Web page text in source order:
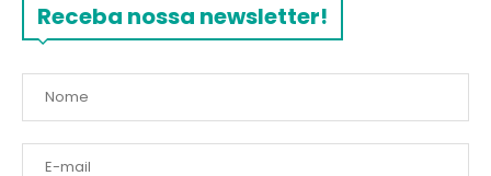
Receba nossa newsletter!